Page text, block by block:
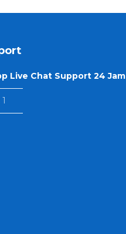
Live Chat Support 24 Jam